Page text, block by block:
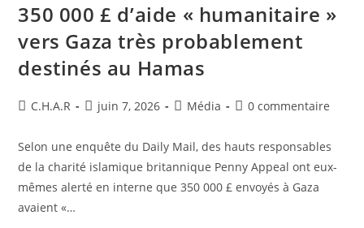
350 000 £ d’aide « humanitaire »
vers Gaza très probablement
destinés au Hamas
C.H.A.R juin 7, 2026 Média 0 commentaire
Selon une enquête du Daily Mail, des hauts responsables
de la charité islamique britannique Penny Appeal ont eux-
mêmes alerté en interne que 350 000 £ envoyés à Gaza
avaient «…